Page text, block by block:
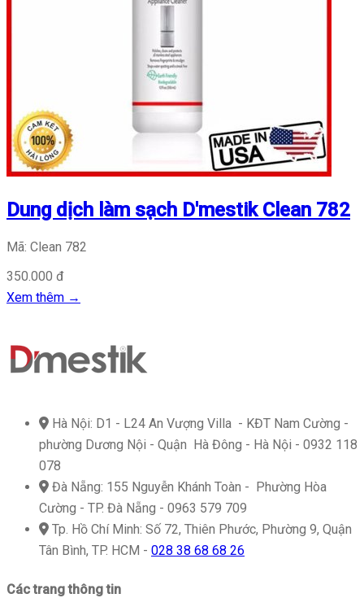
Dung dịch làm sạch D'mestik Clean 782
Mã: Clean 782
350.000 đ
Xem thêm →
icon
Hà Nội: D1 - L24 An Vượng Villa - KĐT Nam Cường -
phường Dương Nội - Quận Hà Đông - Hà Nội - 0932 118
078
icon
Đà Nẵng: 155 Nguyễn Khánh Toàn - Phường Hòa
Cường - TP. Đà Nẵng - 0963 579 709
icon
Tp. Hồ Chí Minh: Số 72, Thiên Phước, Phường 9, Quận
Tân Bình, TP. HCM - 028 38 68 68 26
Các trang thông tin